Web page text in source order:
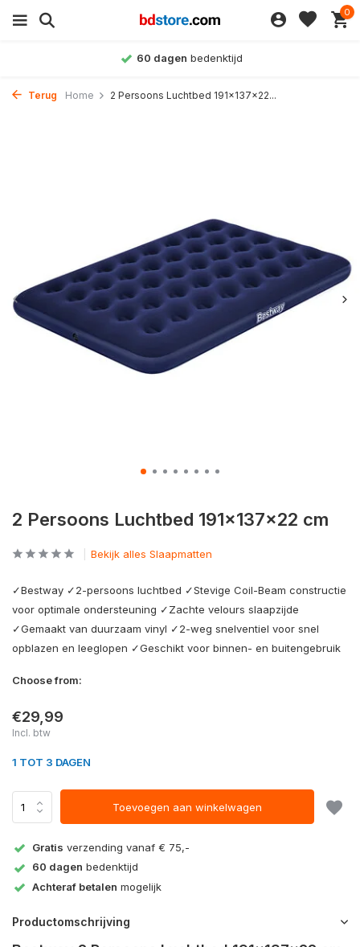
0
60 dagen bedenktijd
Terug Home 2 Persoons Luchtbed 191x137x22...
2 Persoons Luchtbed 191x137x22 cm
Bekijk alles Slaapmatten
✓Bestway ✓2-persoons luchtbed ✓Stevige Coil-Beam constructie
voor optimale ondersteuning ✓Zachte velours slaapzijde
✓Gemaakt van duurzaam vinyl ✓2-weg snelventiel voor snel
opblazen en leeglopen ✓Geschikt voor binnen- en buitengebruik
Choose from:
€29,99
Incl. btw
1 TOT 3 DAGEN
Toevoegen aan winkelwagen
Gratis verzending vanaf € 75,-
60 dagen bedenktijd
Achteraf betalen mogelijk
Productomschrijving